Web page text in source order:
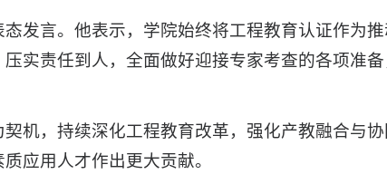
发言。他表示，学院始终将工程教育认证作为
实责任到人，全面做好迎接专家考查的各项准
机，持续深化工程教育改革，强化产教融合与
应用人才作出更大贡献。